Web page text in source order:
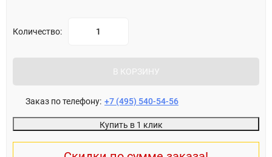
Количество:
В КОРЗИНУ
Заказ по телефону: +7 (495) 540-54-56
Купить в 1 клик